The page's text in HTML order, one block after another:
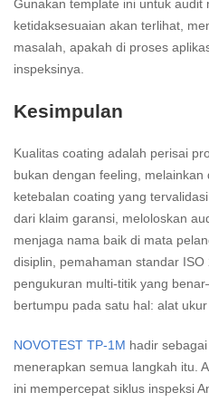
Gunakan template ini untuk audit
ketidaksesuaian akan terlihat,
masalah, apakah di proses
inspeksinya.
Kesimpulan
Kualitas coating adalah perisai
bukan dengan feeling,
ketebalan coating yang
dari klaim garansi, meloloskan
menjaga nama baik di mata
disiplin, pemahaman standar
pengukuran multi-titik yang
bertumpu pada satu hal: alat
NOVOTEST TP-1M hadir
menerapkan semua langkah itu.
ini mempercepat siklus inspeksi